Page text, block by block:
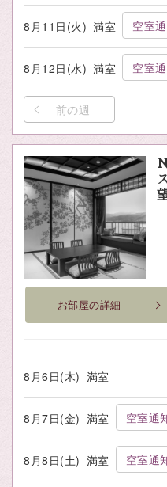
8月11日(火) 満室 空室
8月12日(水) 満室 空室
前の週
お部屋の詳細
8月6日(木) 満室
8月7日(金) 満室 空室通
8月8日(土) 満室 空室通